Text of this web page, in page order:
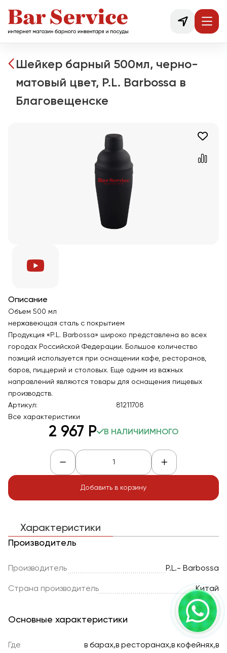
Шейкер барный 500мл, черно-
матовый цвет, P.L. Barbossa в
Благовещенске
Описание
Объем 500 мл
нержавеющая сталь с покрытием
Продукция «P.L. Barbossa» широко представлена во всех
городах Российской Федерации. Большое количество
позиций используется при оснащении кафе, ресторанов,
баров, пиццерий и столовых. Еще одним из важных
направлений являются товары для оснащения пищевых
производств.
Артикул:
81211708
Все характеристики
2 967 Р В НАЛИЧИИ МНОГО
Добавить в корзину
Характеристики
Производитель
Производитель P.L.- Barbossa
Страна производитель Китай
Основные характеристики
Где
в барах,в ресторанах,в кофейнях,в